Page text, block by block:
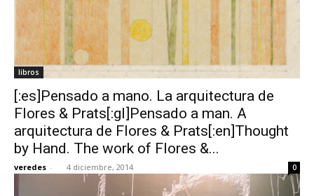
libros
[:es]Pensado a mano. La arquitectura de
Flores & Prats[:gl]Pensado a man. A
arquitectura de Flores & Prats[:en]Thought
by Hand. The work of Flores &...
veredes - 4 diciembre, 2014 0